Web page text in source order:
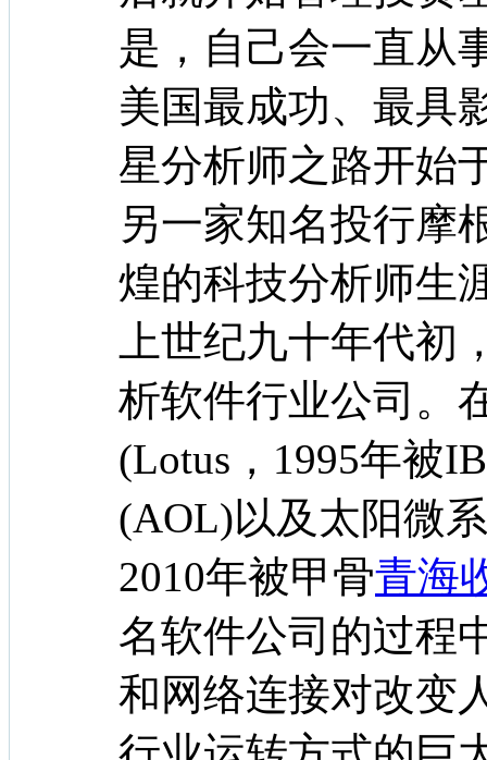
是，自己会一直从
美国最成功、最具
星分析师之路开始
另一家知名投行摩
煌的科技分析师生
上世纪九十年代初
析软件行业公司。
(Lotus，1995年被
(AOL)以及太阳微
2010年被甲骨青海
名软件公司的过程
和网络连接对改变